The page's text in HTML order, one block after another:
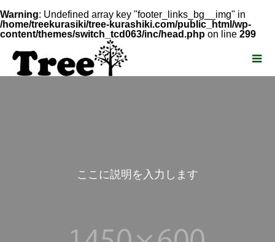
Warning: Undefined array key "footer_links_bg__img" in
/home/treekurasiki/tree-kurashiki.com/public_html/wp-
content/themes/switch_tcd063/inc/head.php on line 299
ここに説明を入力し ます。